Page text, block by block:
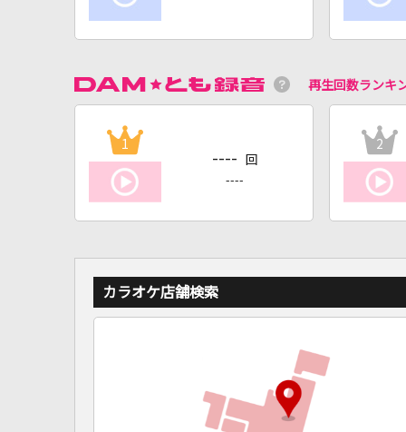
再生回数ランキ
1
---- 回
----
2
カラオケ店舗検索